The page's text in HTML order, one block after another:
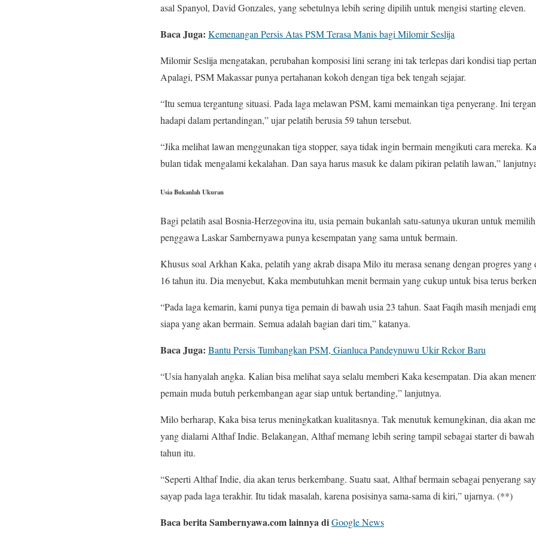
asal Spanyol, David Gonzales, yang sebetulnya lebih sering dipilih untuk mengisi starting eleven.
Baca Juga: Kemenangan Persis Atas PSM Terasa Manis bagi Milomir Seslija
Milomir Seslija mengatakan, perubahan komposisi lini serang ini tak terlepas dari kondisi tiap
Apalagi, PSM Makassar punya pertahanan kokoh dengan tiga bek tengah sejajar.
“Itu semua tergantung situasi. Pada laga melawan PSM, kami memainkan tiga penyerang. Ini
hadapi dalam pertandingan,” ujar pelatih berusia 59 tahun tersebut.
“Jika melihat lawan menggunakan tiga stopper, saya tidak ingin bermain mengikuti cara mereka.
bulan tidak mengalami kekalahan. Dan saya harus masuk ke dalam pikiran pelatih lawan,”
Usia Bukanlah Ukuran
Bagi pelatih asal Bosnia-Herzegovina itu, usia pemain bukanlah satu-satunya ukuran untuk
penggawa Laskar Sambernyawa punya kesempatan yang sama untuk bermain.
Khusus soal Arkhan Kaka, pelatih yang akrab disapa Milo itu merasa senang dengan progres
16 tahun itu. Dia menyebut, Kaka membutuhkan menit bermain yang cukup untuk bisa terus
“Pada laga kemarin, kami punya tiga pemain di bawah usia 23 tahun. Saat Faqih masih menjadi
siapa yang akan bermain. Semua adalah bagian dari tim,” katanya.
Baca Juga: Bantu Persis Tumbangkan PSM, Gianluca Pandeynuwu Ukir Rekor Baru
“Usia hanyalah angka. Kalian bisa melihat saya selalu memberi Kaka kesempatan. Dia akan
pemain muda butuh perkembangan agar siap untuk bertanding,” lanjutnya.
Milo berharap, Kaka bisa terus meningkatkan kualitasnya. Tak menutuk kemungkinan, dia akan
yang dialami Althaf Indie. Belakangan, Althaf memang lebih sering tampil sebagai starter di
tahun itu.
“Seperti Althaf Indie, dia akan terus berkembang. Suatu saat, Althaf bermain sebagai penyerang
sayap pada laga terakhir. Itu tidak masalah, karena posisinya sama-sama di kiri,” ujarnya. (**)
Baca berita Sambernyawa.com lainnya diGoogle News